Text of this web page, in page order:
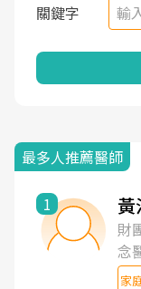
關鍵字
最多人推薦醫師
1 黃
財
念
家